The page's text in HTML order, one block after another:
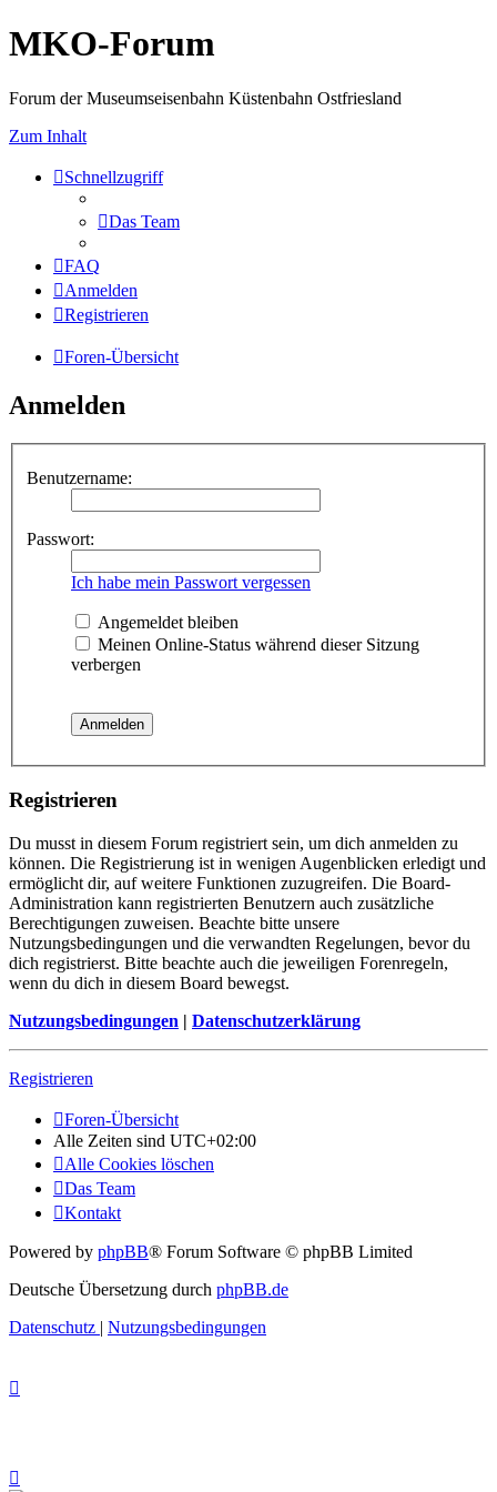
MKO-Forum
Forum der Museumseisenbahn Küstenbahn Ostfriesland
Zum Inhalt
Schnellzugriff
Das Team
FAQ
Anmelden
Registrieren
Foren-Übersicht
Anmelden
Benutzername:
Passwort:
Ich habe mein Passwort vergessen
Angemeldet bleiben
Meinen Online-Status während dieser Sitzung
verbergen
Registrieren
Du musst in diesem Forum registriert sein, um dich anmelden zu
können. Die Registrierung ist in wenigen Augenblicken erledigt und
ermöglicht dir, auf weitere Funktionen zuzugreifen. Die Board-
Administration kann registrierten Benutzern auch zusätzliche
Berechtigungen zuweisen. Beachte bitte unsere
Nutzungsbedingungen und die verwandten Regelungen, bevor du
dich registrierst. Bitte beachte auch die jeweiligen Forenregeln,
wenn du dich in diesem Board bewegst.
Nutzungsbedingungen | Datenschutzerklärung
Registrieren
Foren-Übersicht
Alle Zeiten sind UTC+02:00
Alle Cookies löschen
Das Team
Kontakt
Powered by phpBB® Forum Software © phpBB Limited
Deutsche Übersetzung durch phpBB.de
Datenschutz | Nutzungsbedingungen